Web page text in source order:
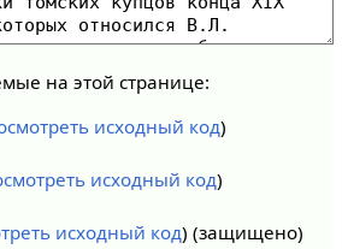
на этой странице:
исходный код)
исходный код)
исходный код) (защищено)